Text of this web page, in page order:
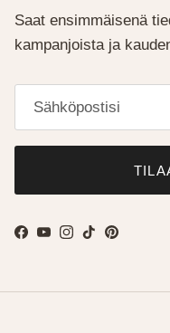
Saat ensimmäisenä
kampanjoista ja
Facebook
YouTube
Instagram
TikTokPinterest